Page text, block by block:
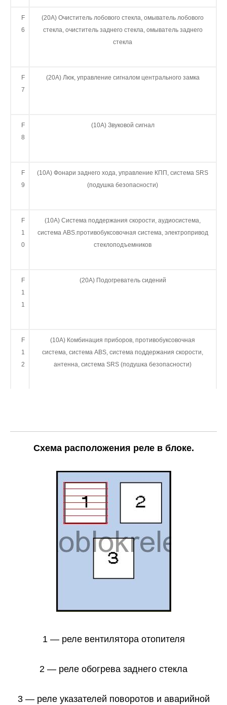
F
6
(20А) Очиститель лобового стекла, омыватель лобового
стекла, очиститель заднего стекла, омыватель заднего
стекла
F
7
(20А) Люк, управление сигналом центрального замка
F
8
(10А) Звуковой сигнал
F
9
(10А) Фонари заднего хода, управление КПП, система SRS
(подушка безопасности)
F
1
0
(10А) Система поддержания скорости, аудиосистема,
система ABS.противобуксовочная система, электропривод
стеклоподъемников
F
1
1
(20А) Подогреватель сидений
F
1
2
(10А) Комбинация приборов, противобуксовочная
система, система ABS, система поддержания скорости,
антенна, система SRS (подушка безопасности)
Схема расположения реле в блоке.
1 — реле вентилятора отопителя
2 — реле обогрева заднего стекла
3 — реле указателей поворотов и аварийной